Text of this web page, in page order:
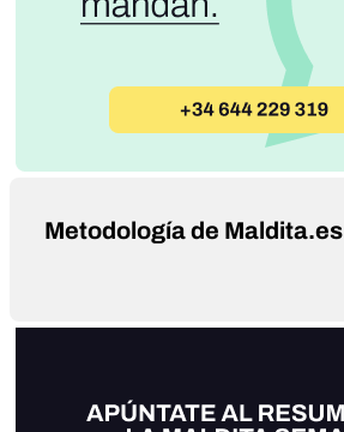
Metodología de Maldita.es